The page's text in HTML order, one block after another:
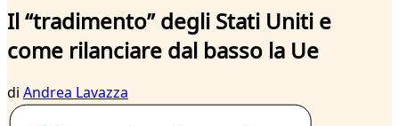
Il “tradimento” degli Stati Uniti e
come rilanciare dal basso la Ue
di Andrea Lavazza